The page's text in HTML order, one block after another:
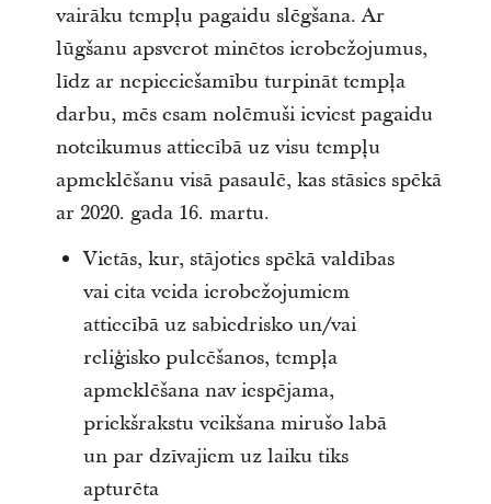
vairāku tempļu pagaidu slēgšana. Ar
lūgšanu apsverot minētos ierobežojumus,
līdz ar nepieciešamību turpināt tempļa
darbu, mēs esam nolēmuši ieviest pagaidu
noteikumus attiecībā uz visu tempļu
apmeklēšanu visā pasaulē, kas stāsies spēkā
ar 2020. gada 16. martu.
Vietās, kur, stājoties spēkā valdības
vai cita veida ierobežojumiem
attiecībā uz sabiedrisko un/vai
reliģisko pulcēšanos, tempļa
apmeklēšana nav iespējama,
priekšrakstu veikšana mirušo labā
un par dzīvajiem uz laiku tiks
apturēta